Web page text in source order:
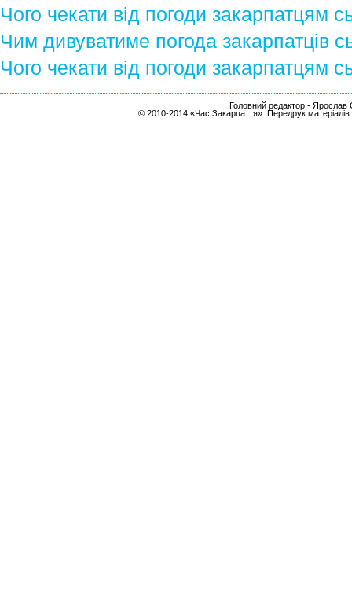
Чого чекати від погоди закарпатцям
Чим дивуватиме погода закарпатців
Чого чекати від погоди закарпатцям
Головний редактор - Ярослав
© 2010-2014 «Час Закарпаття». Передрук